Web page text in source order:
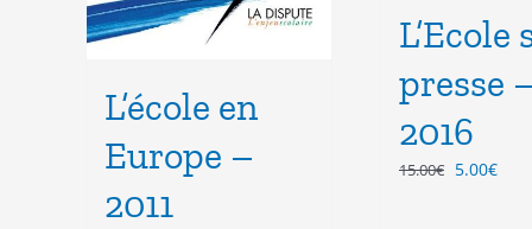
L’école en
Europe –
2011
L’Ecole
presse
2016
15.00€ Le
5.00€Le